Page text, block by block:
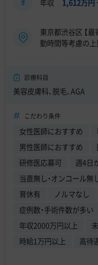
年収 1,612万円
東京都渋谷区 【
勤時間等考慮の
診療科目
美容皮膚科、脱毛、AGA
こだわり条件
女性医師におすすめ
男性医師におすすめ
研修医応募可
週4日
当直無し・オンコール無
育休有
ノルマなし
症例数・手術件数が多い
年収2000万円以上
時給1万円以上
高待